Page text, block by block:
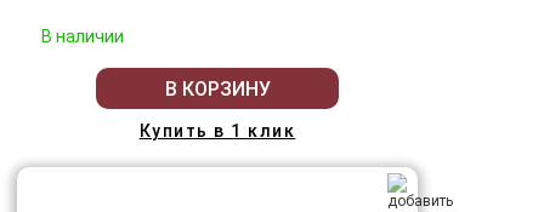
В наличии
В КОРЗИНУ
Купить в 1 клик